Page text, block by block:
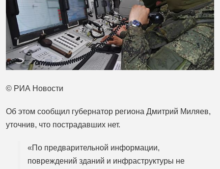
© РИА Новости
Об этом сообщил губернатор региона Дмитрий Миляев,
уточнив, что пострадавших нет.
«По предварительной информации,
повреждений зданий и инфраструктуры не